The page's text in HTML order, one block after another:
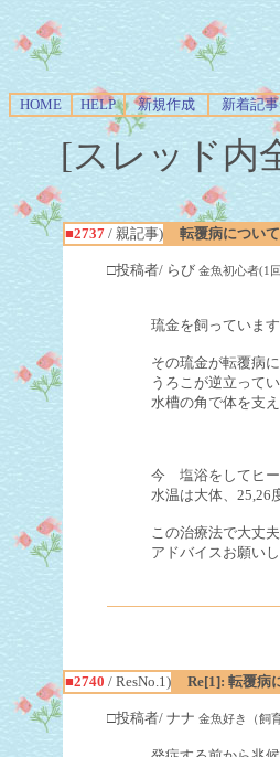
HOME HELP 新規作成 新着記事
[スレッド内
■2737/ 親記事) 転覆病について
□投稿者/ らび 金魚初心者(1
琉金を飼っています
その琉金が転覆病
うろこが逆立ってい
水槽の角で体を支
今 塩浴をしてヒー
水温は大体、25,26
この治療法で大丈
アドバイスお願いし
■2740 / ResNo.1) Re[1]: 転覆病
□投稿者/ ナナ 金魚好き（飼